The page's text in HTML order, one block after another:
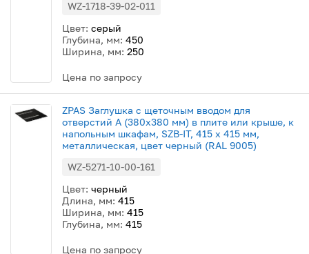
WZ-1718-39-02-011
Цвет: серый
Глубина, мм: 450
Ширина, мм: 250
Цена по запросу
ZPAS Заглушка c щеточным вводом для
отверстий A (380x380 мм) в плите или крыше, к
напольным шкафам, SZB-IT, 415 x 415 мм,
металлическая, цвет черный (RAL 9005)
WZ-5271-10-00-161
Цвет: черный
Длина, мм: 415
Ширина, мм: 415
Глубина, мм: 415
Цена по запросу